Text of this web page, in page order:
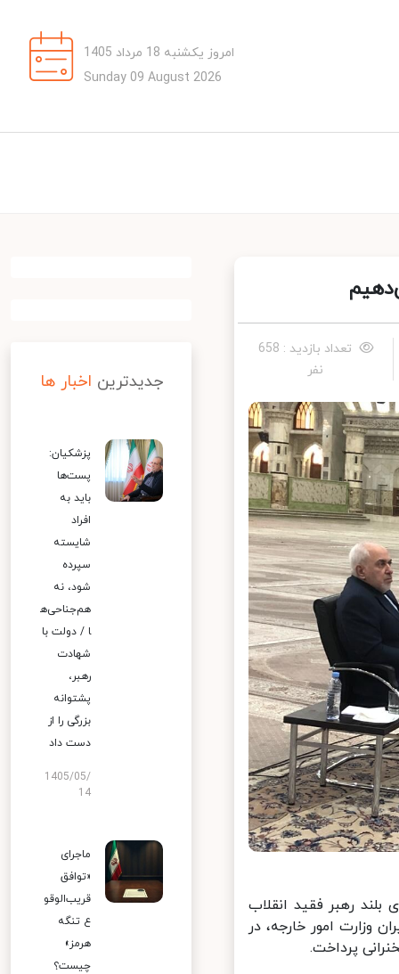
امروز یکشنبه 18 مرداد 1405
Sunday 09 August 2026
تعداد بازدید : 658
نفر
رهبر فقید انقلاب
وزارت امور خارجه، در
پرداخت.
جدیدترین اخبار ها
پزشکیان:
پست‌ها
باید به
افراد
شایسته
سپرده
شود، نه
هم‌جناحی‌ه
ا / دولت با
شهادت
رهبر،
پشتوانه
بزرگی را از
دست داد
1405/05/
14
ماجرای
«توافق
قریب‌الوقو
ع تنگه
هرمز»
چیست؟